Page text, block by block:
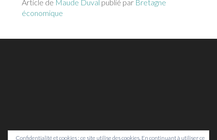
Article de Maude Duval publié parBretagne
économique
Confidentialité et cookies : ce site utilise des cookies. En continuant à utiliser ce